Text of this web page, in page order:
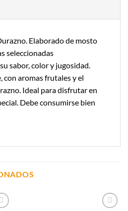
Elaborado de mosto
seleccionadas
sabor, color y jugosidad.
con aromas frutales y el
Ideal para disfrutar en
Debe consumirse bien